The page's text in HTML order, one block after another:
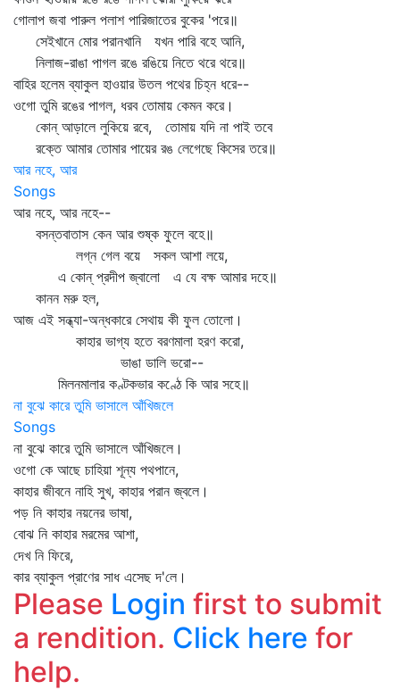
গোলাপ জবা পারুল পলাশ পারিজাতের বুকের 'পরে॥
সেইখানে মোর পরানখানি যখন পারি বহে আনি,
নিলাজ-রাঙা পাগল রঙে রঙিয়ে নিতে থরে থরে॥
বাহির হলেম ব্যাকুল হাওয়ার উতল পথের চিহ্ন ধরে--
ওগো তুমি রঙের পাগল, ধরব তোমায় কেমন করে।
কোন্‌ আড়ালে লুকিয়ে রবে, তোমায় যদি না পাই তবে
রক্তে আমার তোমার পায়ের রঙ লেগেছে কিসের তরে॥
আর নহে, আর
Songs
আর নহে, আর নহে--
বসন্তবাতাস কেন আর শুষ্ক ফুলে বহে॥
লগ্ন গেল বয়ে সকল আশা লয়ে,
এ কোন্‌ প্রদীপ জ্বালো এ যে বক্ষ আমার দহে॥
কানন মরু হল,
আজ এই সন্ধ্যা-অন্ধকারে সেথায় কী ফুল তোলো।
কাহার ভাগ্য হতে বরণমালা হরণ করো,
ভাঙা ডালি ভরো--
মিলনমালার কণ্টকভার কণ্ঠে কি আর সহে॥
না বুঝে কারে তুমি ভাসালে আঁখিজলে
Songs
না বুঝে কারে তুমি ভাসালে আঁখিজলে।
ওগো কে আছে চাহিয়া শূন্য পথপানে,
কাহার জীবনে নাহি সুখ, কাহার পরান জ্বলে।
পড় নি কাহার নয়নের ভাষা,
বোঝ নি কাহার মরমের আশা,
দেখ নি ফিরে,
কার ব্যাকুল প্রাণের সাধ এসেছ দ'লে।
Please Login first to submit
a rendition. Click here for
help.